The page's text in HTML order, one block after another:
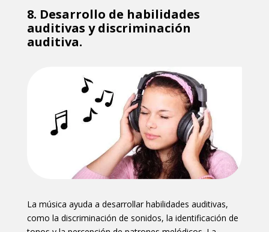
8. Desarrollo de habilidades
auditivas y discriminación
auditiva.
La música ayuda a desarrollar habilidades auditivas,
como la discriminación de sonidos, la identificación de